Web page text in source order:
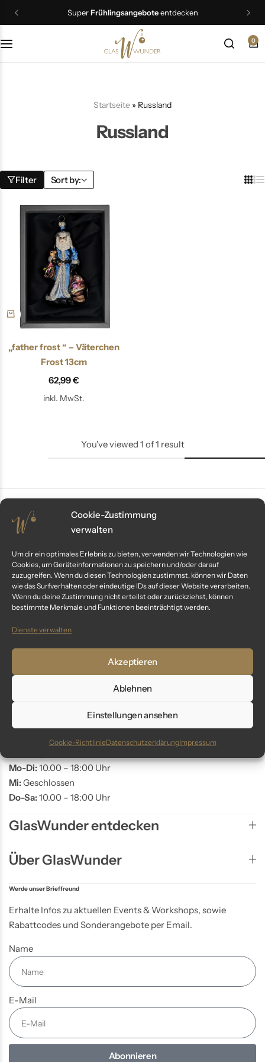
Cookie-Zustimmung
verwalten
Um dir ein optimales Erlebnis zu bieten, verwenden wir Technologien wie
Cookies, um Geräteinformationen zu speichern und/oder darauf
zuzugreifen. Wenn du diesen Technologien zustimmst, können wir Daten
wie das Surfverhalten oder eindeutige IDs auf dieser Website verarbeiten.
Wenn du deine Zustimmung nicht erteilst oder zurückziehst, können
bestimmte Merkmale und Funktionen beeinträchtigt werden.
Dienste verwalten
Akzeptieren
Ablehnen
Einstellungen ansehen
Cookie-RichtlinieDatenschutzerklärungImpressum
SuperFrühlingsangeboteentdecken
0
Startseite » Russland
Russland
Filter Sort by:
„father frost “ – Väterchen
Frost 13cm
62,99€
inkl. MwSt.
You've viewed 1 of1 result
Kundenservice
Fragen? Wir sind für dich da:
Telefon: +49 9561 401 34 90
Email: info@glaswunder.eu
Vertrag widerrufen
Store Coburg
Adresse:
96450 Coburg
Mo-Di:10.00 – 18:00 Uhr
Mi:Geschlossen
Do-Sa:10.00 – 18:00 Uhr
GlasWunder entdecken
Über GlasWunder
Werde unser Brieffreund
Erhalte Infos zu aktuellen Events & Workshops, sowie
Rabattcodes und Sonderangebote per Email.
Name
E-Mail
Abonnieren